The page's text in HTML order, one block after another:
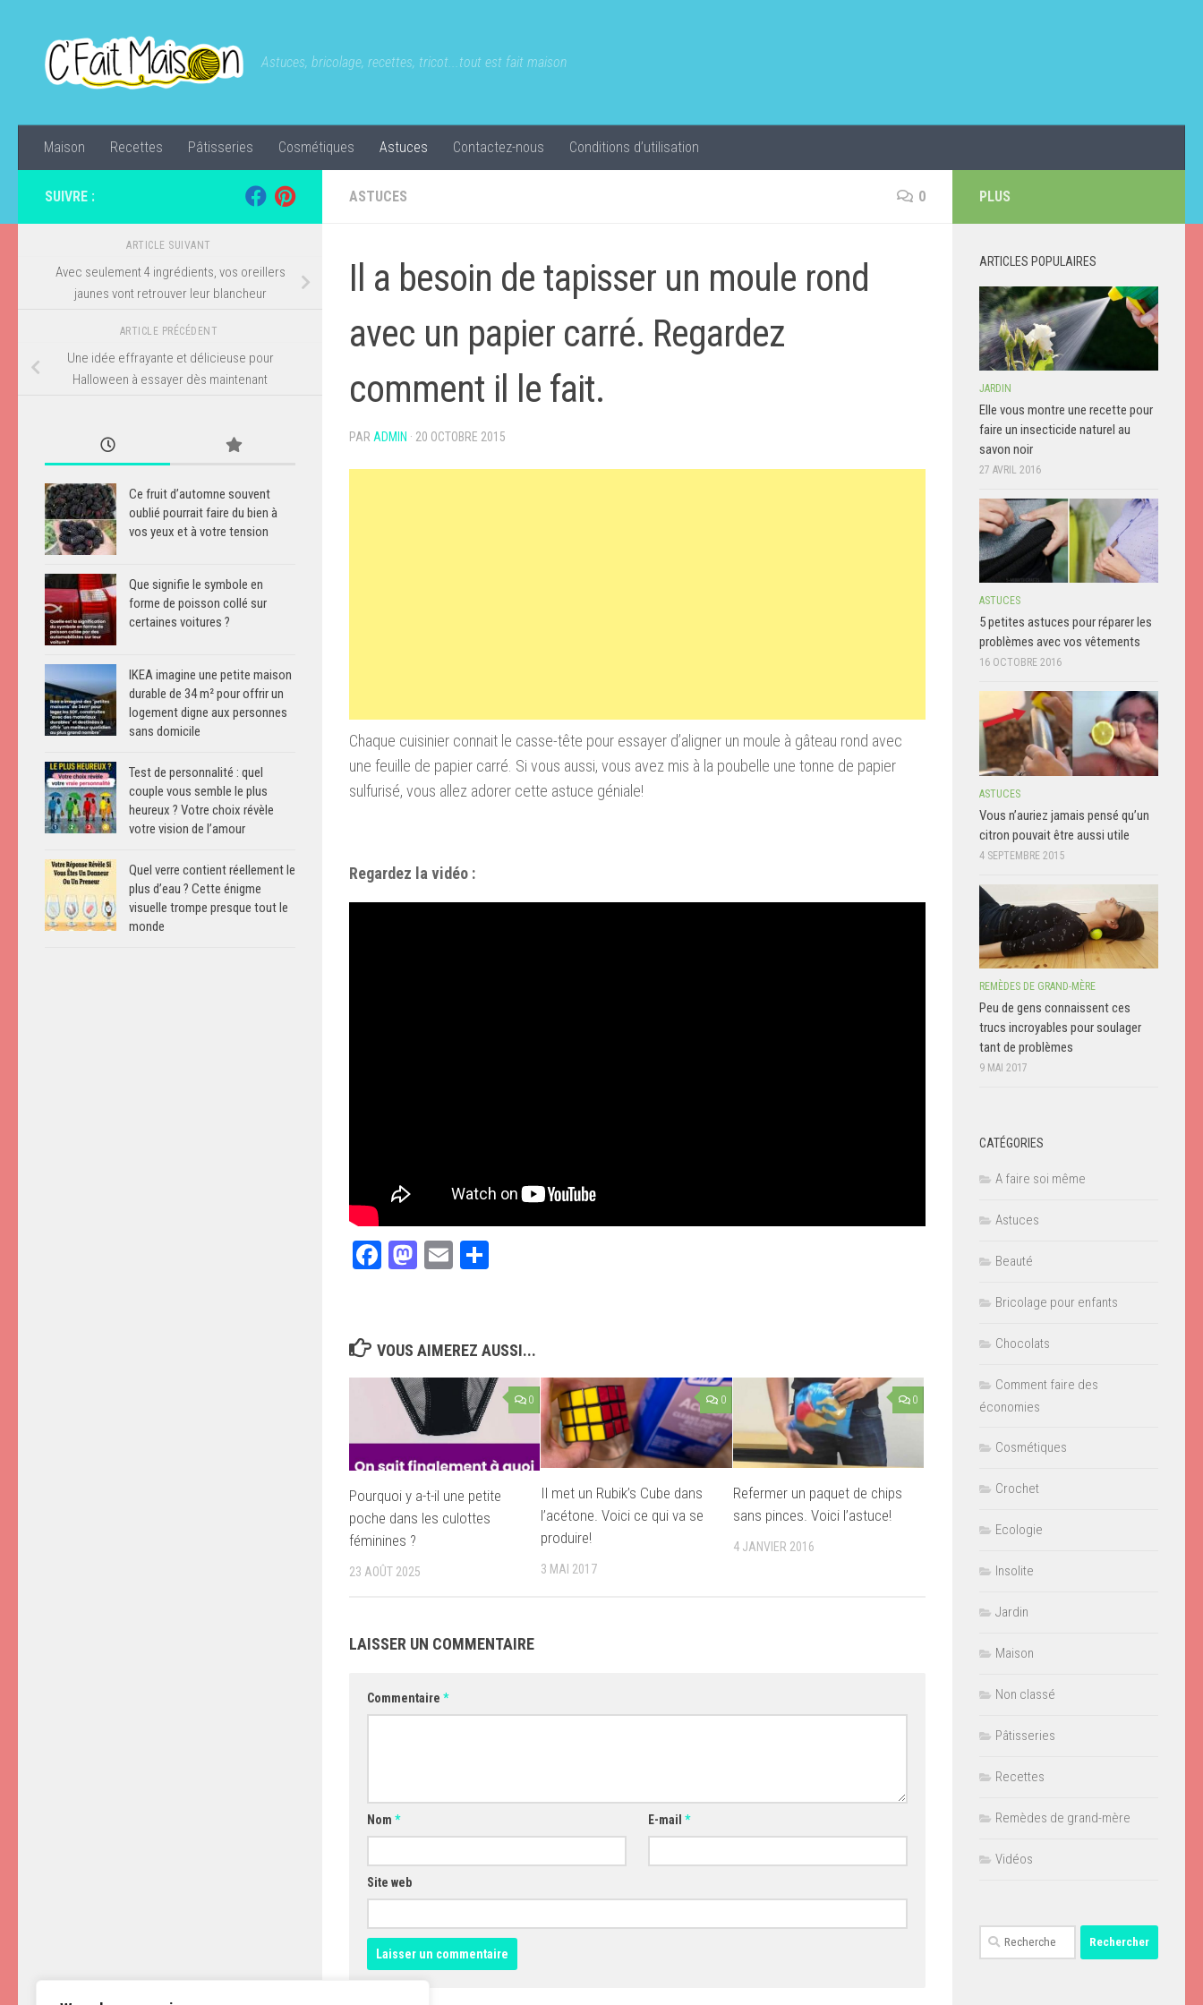
Astuces, bricolage, recettes, tricot...tout est fait maison
Maison Recettes Pâtisseries Cosmétiques Astuces Contactez-nous Conditions d’utilisation
ASTUCES 0
Il a besoin de tapisser un moule rond
avec un papier carré. Regardez
comment il le fait.
PAR ADMIN · 20 OCTOBRE 2015
Chaque cuisinier connait le casse-tête pour essayer d’aligner un moule à gâteau rond avec
une feuille de papier carré. Si vous aussi, vous avez mis à la poubelle une tonne de papier
sulfurisé, vous allez adorer cette astuce géniale!
Regardez la vidéo :
Facebook
Mastodon
Email
VOUS AIMEREZ AUSSI...
0
Pourquoi y a-t-il une petite
poche dans les culottes
féminines ?
23 AOÛT 2025
0
Il met un Rubik’s Cube dans
l’acétone. Voici ce qui va se
produire!
3 MAI 2017
0
Refermer un paquet de chips
sans pinces. Voici l’astuce!
4 JANVIER 2016
LAISSER UN COMMENTAIRE
Commentaire *
Nom * E-mail*
Site web
SUIVRE :
ARTICLE SUIVANT
Avec seulement 4 ingrédients, vos oreillers
jaunes vont retrouver leur blancheur
ARTICLE PRÉCÉDENT
Une idée effrayante et délicieuse pour
Halloween à essayer dès maintenant
Ce fruit d’automne souvent
oublié pourrait faire du bien à
vos yeux et à votre tension
Que signifie le symbole en
forme de poisson collé sur
certaines voitures ?
IKEA imagine une petite maison
durable de 34 m² pour offrir un
logement digne aux personnes
sans domicile
Test de personnalité : quel
couple vous semble le plus
heureux ? Votre choix révèle
votre vision de l’amour
Quel verre contient réellement le
plus d’eau ? Cette énigme
visuelle trompe presque tout le
monde
PLUS
ARTICLES POPULAIRES
JARDIN
Elle vous montre une recette pour
faire un insecticide naturel au
savon noir
27 AVRIL 2016
ASTUCES
5 petites astuces pour réparer les
problèmes avec vos vêtements
16 OCTOBRE 2016
ASTUCES
Vous n’auriez jamais pensé qu’un
citron pouvait être aussi utile
4 SEPTEMBRE 2015
REMÈDES DE GRAND-MÈRE
Peu de gens connaissent ces
trucs incroyables pour soulager
tant de problèmes
9 MAI 2017
CATÉGORIES
A faire soi même
Astuces
Beauté
Bricolage pour enfants
Chocolats
Comment faire des
économies
Cosmétiques
Crochet
Ecologie
Insolite
Jardin
Maison
Non classé
Pâtisseries
Recettes
Remèdes de grand-mère
Vidéos
Rechercher :